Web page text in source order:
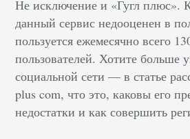
Не исключение и «Гугл плюс».
данный сервис недооценен в
пользуется ежемесячно всего
пользователей. Хотите больше
социальной сети — в статье
plus com, что это, каковы его
недостатки и как совершить